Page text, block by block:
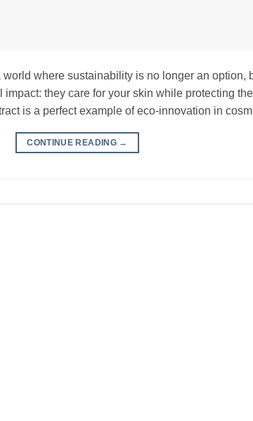
where sustainability is no longer an option,
they care for your skin while protecting
is a perfect example of eco-innovation in
CONTINUE READING →